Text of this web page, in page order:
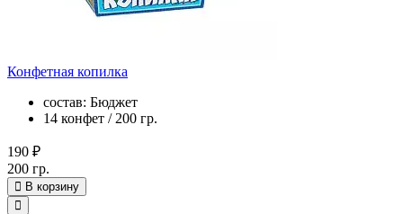
Конфетная копилка
состав: Бюджет
14 конфет / 200 гр.
190 ₽
200 гр.
В корзину